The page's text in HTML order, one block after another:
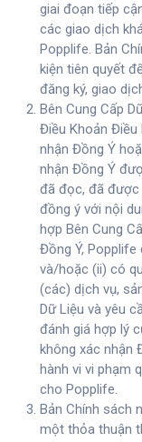
giai đoạn tiếp
các giao dịch
Popplife. Bản
kiện tiên quyết
đăng ký, giao
Bên Cung Cấp
Điều Khoản Điều
nhận Đồng Ý
nhận Đồng Ý
đã đọc, đã được
đồng ý với nội
hợp Bên Cung
Đồng Ý,
và/hoặc (ii) có
(các) dịch vụ,
Dữ Liệu và yêu
đánh giá hợp lý
không xác nhận
hành vi vi phạm
cho Popplife.
Bản Chính sách
một thỏa thuận